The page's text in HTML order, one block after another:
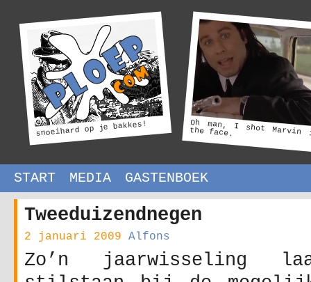
snoeihard op je bakkes! Oh man, I shot Marvin
the face.
START MEDIA GASTENBOEK
Tweeduizendnegen
2 januari 2009 Alfons
Zo’n jaarwisseling